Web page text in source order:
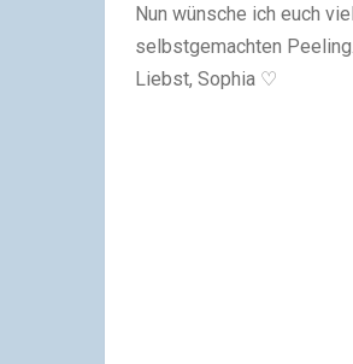
Nun wünsche ich euch
selbstgemachten
Liebst, Sophia ♡